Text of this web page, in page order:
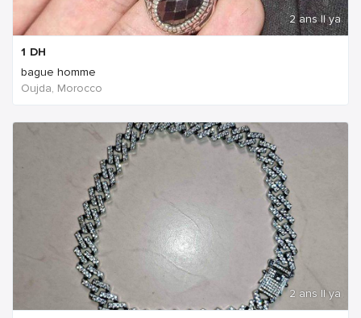
2 ans Il ya
1 DH
bague homme
Oujda, Morocco
2 ans Il ya